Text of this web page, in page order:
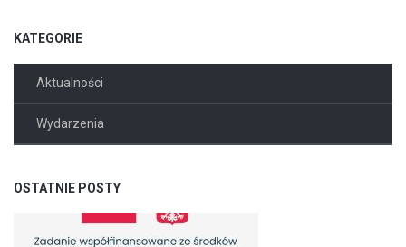
KATEGORIE
Aktualności
Wydarzenia
OSTATNIE POSTY